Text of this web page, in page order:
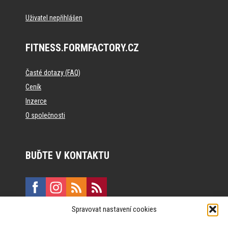
Spravovat nastavení cookies
Uživatel nepřihlášen
FITNESS.FORMFACTORY.CZ
Časté dotazy (FAQ)
Ceník
Inzerce
O společnosti
BUĎTE V KONTAKTU